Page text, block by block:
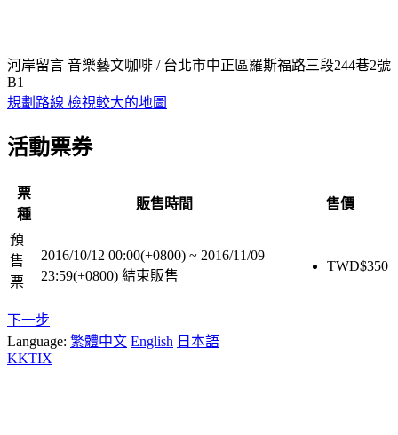
河岸留言 音樂藝文咖啡 / 台北市中正區羅斯福路三段244巷2號
B1
規劃路線 檢視較大的地圖
活動票券
票
種
販售時間 售價
預
售
票
2016/10/12 00:00(+0800) ~ 2016/11/09
23:59(+0800) 結束販售
TWD$350
下一步
Language: 繁體中文 English 日本語
KKTIX